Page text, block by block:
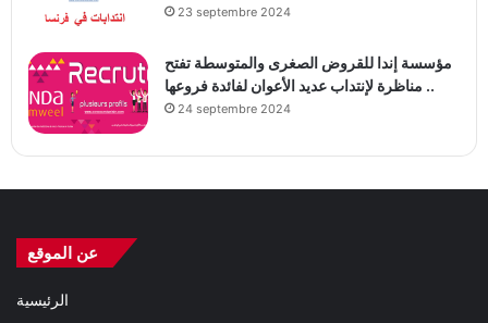
23 septembre 2024
مؤسسة إندا للقروض الصغرى والمتوسطة تفتح
مناظرة لإنتداب عديد الأعوان لفائدة فروعها ..
24 septembre 2024
عن الموقع
الرئيسية